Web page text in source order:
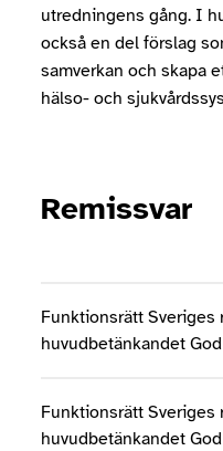
utredningens gång. I
också en del förslag
samverkan och skapa
hälso- och
Remissvar
Funktionsrätt Sveriges
huvudbetänkandet
Funktionsrätt Sveriges
huvudbetänkandet